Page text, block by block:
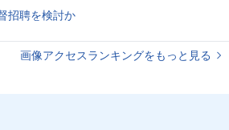
招聘を検討か
画像アクセスランキングをもっと見る